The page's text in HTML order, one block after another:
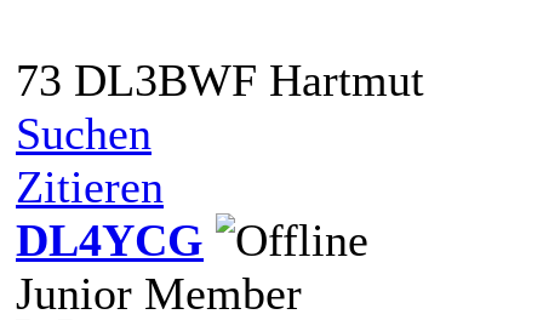
73 DL3BWF Hartmut
Suchen
Zitieren
DL4YCG
Junior Member